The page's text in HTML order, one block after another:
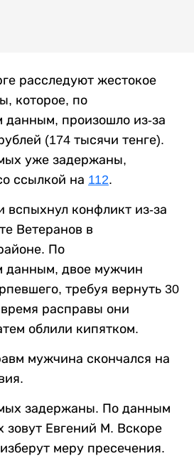
расследуют жестокое
которое, по
данным, произошло из-за
(174 тысячи тенге).
уже задержаны,
ссылкой на 112.
конфликт из-за
Ветеранов в
По
данным, двое мужчин
требуя вернуть 30
расправы они
облили кипятком.
мужчина скончался на
задержаны. По данным
зовут Евгений М. Вскоре
меру пресечения.